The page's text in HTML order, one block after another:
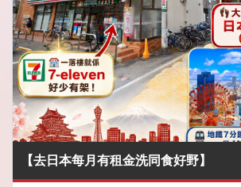
【去日本每月有租金洗同食好野】